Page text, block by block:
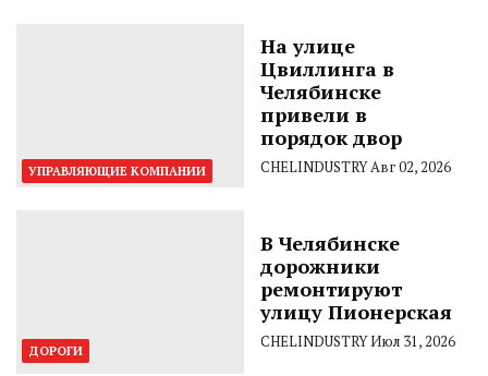
УПРАВЛЯЮЩИЕ КОМПАНИИ
На улице
Цвиллинга в
Челябинске
привели в
порядок двор
CHELINDUSTRYАвг 02, 2026
ДОРОГИ
В Челябинске
дорожники
ремонтируют
улицу Пионерская
CHELINDUSTRYИюл 31, 2026